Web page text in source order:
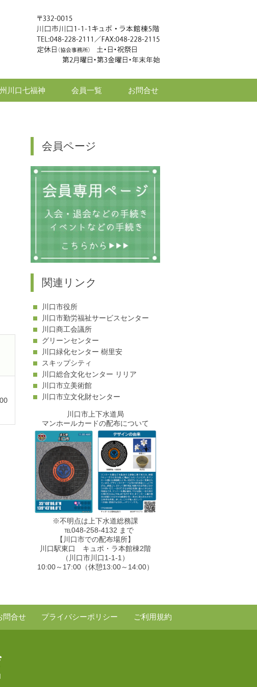
川口七福神 会員一覧 お問合せ
会員ページ
関連リンク
川口市役所
川口市勤労福祉サービスセンター
川口商工会議所
グリーンセンター
川口緑化センター 樹里安
スキップシティ
川口総合文化センター リリア
川口市立美術館
川口市立文化財センター
川口市上下水道局
マンホールカードの配布について
※不明点は上下水道総務課
℡048-258-4132 まで
【川口市での配布場所】
川口駅東口 キュポ・ラ本館棟2階
（川口市川口1-1-1）
10:00～17:00（休憩13:00～14:00）
問合せ プライバシーポリシー ご利用規約